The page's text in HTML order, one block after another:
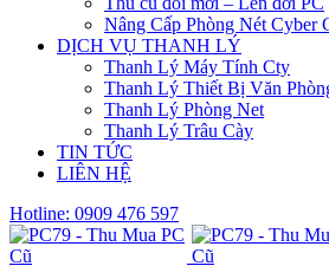
Nâng Cấp Phòng Nét Cyber
DỊCH VỤ THANH LÝ
Thanh Lý Máy Tính Cty
Thanh Lý Thiết Bị Văn
Thanh Lý Phòng Net
Thanh Lý Trâu Cày
TIN TỨC
LIÊN HỆ
Hotline: 0909 476 597